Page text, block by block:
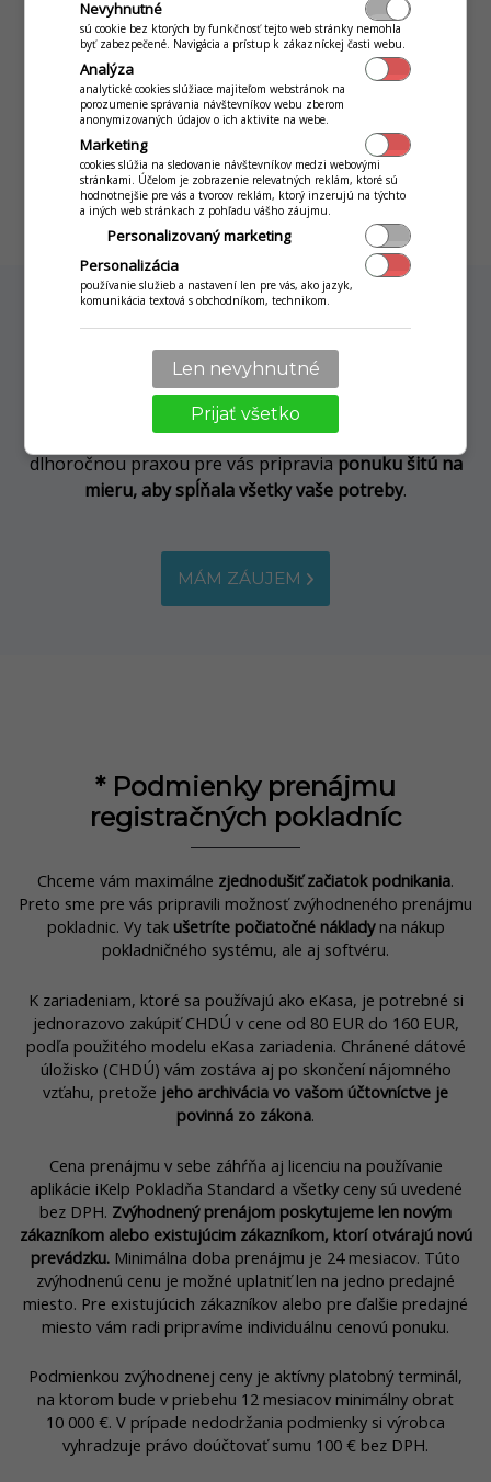
skladové zásoby, online odpis bundle alebo surovín v
receptúrach, sledovať rozlievané fľaše alkoholu alebo
rýchlu inventúru, edícia PROFI splní všetky vaše
požiadavky.
MÁM ZÁUJEM
Individuálna ponuka na mieru
Neoslovila vás žiadna predvyskladaná zostava, máte
špecifické požiadavky alebo potrebujete ďalšie
softvérové moduly? Nie je problém, naši konzultani s
dlhoročnou praxou pre vás pripravia ponuku šitú na
mieru, aby spĺňala všetky vaše potreby.
MÁM ZÁUJEM
* Podmienky prenájmu
registračných pokladníc
Chceme vám maximálne zjednodušiť začiatok podnikania.
Preto sme pre vás pripravili možnosť zvýhodneného prenájmu
pokladnic. Vy tak ušetríte počiatočné nákladyna nákup
pokladničného systému, ale aj softvéru.
K zariadeniam, ktoré sa používajú ako eKasa, je potrebné si
jednorazovo zakúpiť CHDÚ v cene od 80 EUR do 160 EUR,
podľa použitého modelu eKasa zariadenia. Chránené dátové
úložisko (CHDÚ) vám zostáva aj po skončení nájomného
vzťahu, pretože jeho archivácia vo vašom účtovníctve je
povinná zo zákona.
Cena prenájmu v sebe záhŕňa aj licenciu na používanie
aplikácie iKelp Pokladňa Standard a všetky ceny sú uvedené
bez DPH. Zvýhodnený prenájom poskytujeme len novým
zákazníkom alebo existujúcim zákazníkom, ktorí otvárajú novú
prevádzku. Minimálna doba prenájmu je 24 mesiacov. Túto
zvýhodnenú cenu je možné uplatniť len na jedno predajné
miesto. Pre existujúcich zákazníkov alebo pre ďalšie predajné
miesto vám radi pripravíme individuálnu cenovú ponuku.
Podmienkou zvýhodnenej ceny je aktívny platobný terminál,
na ktorom bude v priebehu 12 mesiacov minimálny obrat
10 000 €. V prípade nedodržania podmienky si výrobca
vyhradzuje právo doúčtovať sumu 100 € bez DPH.
Nevyhnutné
sú cookie bez ktorých by funkčnosť tejto web stránky nemohla
byť zabezpečené. Navigácia a prístup k zákazníckej časti webu.
Analýza
analytické cookies slúžiace majiteľom webstránok na
porozumenie správania návštevníkov webu zberom
anonymizovaných údajov o ich aktivite na webe.
Marketing
cookies slúžia na sledovanie návštevníkov medzi webovými
stránkami. Účelom je zobrazenie relevatných reklám, ktoré sú
hodnotnejšie pre vás a tvorcov reklám, ktorý inzerujú na týchto
a iných web stránkach z pohľadu vášho záujmu.
Personalizovaný marketing
Personalizácia
používanie služieb a nastavení len pre vás, ako jazyk,
komunikácia textová s obchodníkom, technikom.
Len nevyhnutné
Prijať všetko